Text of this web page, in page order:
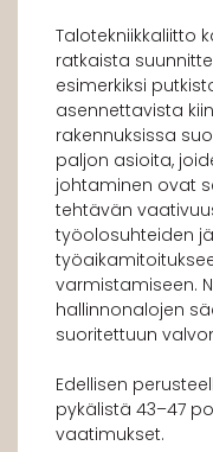
Talotekniikkaliitto
ratkaista
esimerkiksi
asennettavista
rakennuksissa
paljon asioita,
johtaminen ovat
tehtävän
työolosuhteiden
varmistamiseen.
hallinnonalojen
suoritettuun
Edellisen
pykälistä 43–47
vaatimukset.